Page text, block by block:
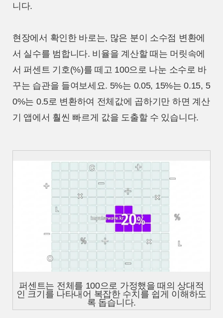
니다.
현장에서 확인한 바로는, 많은 분이 소수점 변환에
서 실수를 범합니다. 비율을 계산할 때는 머릿속에
서 퍼센트 기호(%)를 떼고 100으로 나눈 소수로 바
꾸는 습관을 들여보세요. 5%는 0.05, 15%는 0.15, 5
0%는 0.5로 변환하여 전체값에 곱하기만 하면 계산
기 앱에서 훨씬 빠르게 값을 도출할 수 있습니다.
퍼센트는 전체를 100으로 가정했을 때의 상대적
인 크기를 나타내어 복잡한 수치를 쉽게 이해하도
록 돕습니다.